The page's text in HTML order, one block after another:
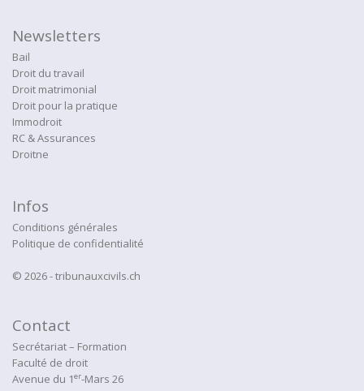
Newsletters
Bail
Droit du travail
Droit matrimonial
Droit pour la pratique
Immodroit
RC & Assurances
Droitne
Infos
Conditions générales
Politique de confidentialité
© 2026 - tribunauxcivils.ch
Contact
Secrétariat – Formation
Faculté de droit
Avenue du 1er-Mars 26